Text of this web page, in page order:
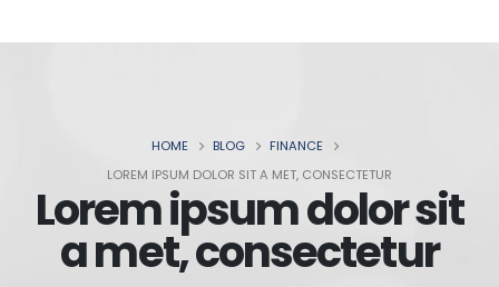
HOME BLOG
FINANCE
LOREM IPSUM DOLOR SIT A MET, CONSECTETUR
Lorem ipsum dolor sit
a met, consectetur